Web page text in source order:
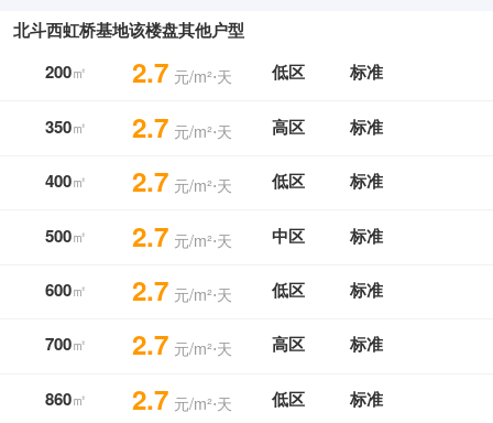
北斗西虹桥基地该楼盘其他户型
200㎡ 2.7 元/m²⋅天 低区 标准
350㎡ 2.7 元/m²⋅天 高区 标准
400㎡ 2.7 元/m²⋅天 低区 标准
500㎡ 2.7 元/m²⋅天 中区 标准
600㎡ 2.7 元/m²⋅天 低区 标准
700㎡ 2.7 元/m²⋅天 高区 标准
860㎡ 2.7 元/m²⋅天 低区 标准